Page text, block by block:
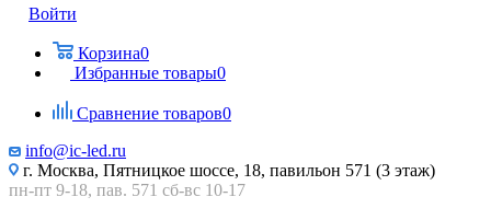
Войти
Корзина0
Избранные товары0
Сравнение товаров0
info@ic-led.ru
г. Москва, Пятницкое шоссе, 18, павильон 571 (3 этаж)
пн-пт 9-18, пав. 571 сб-вс 10-17